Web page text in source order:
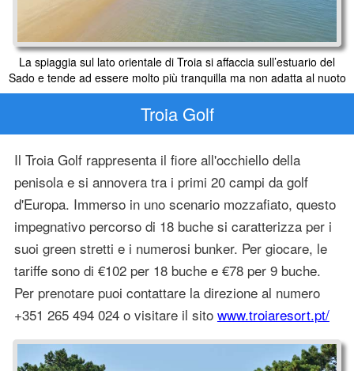
La spiaggia sul lato orientale di Troia si affaccia sull’estuario del
Sado e tende ad essere molto più tranquilla ma non adatta al nuoto
Troia Golf
Il Troia Golf rappresenta il fiore all'occhiello della
penisola e si annovera tra i primi 20 campi da golf
d'Europa. Immerso in uno scenario mozzafiato, questo
impegnativo percorso di 18 buche si caratterizza per i
suoi green stretti e i numerosi bunker. Per giocare, le
tariffe sono di €102 per 18 buche e €78 per 9 buche.
Per prenotare puoi contattare la direzione al numero
+351 265 494 024 o visitare il sito www.troiaresort.pt/